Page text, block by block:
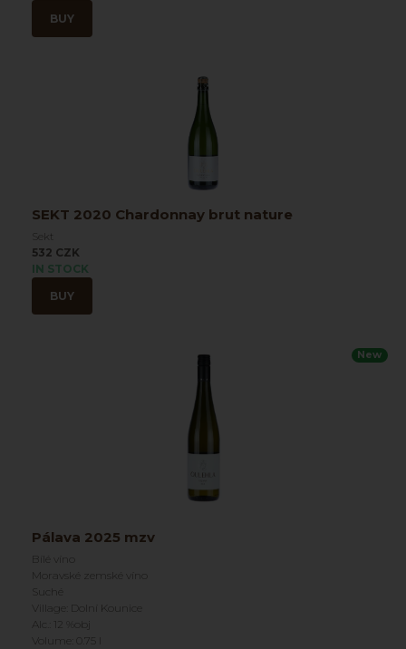
BUY
SEKT 2020 Chardonnay brut nature
Sekt
532 CZK
IN STOCK
BUY
New
Pálava 2025 mzv
Bílé víno
Moravské zemské víno
Suché
Village: Dolní Kounice
Alc.: 12 %obj
Volume: 0.75 l